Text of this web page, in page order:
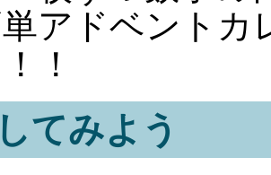
アドベントカ
！
てみよう